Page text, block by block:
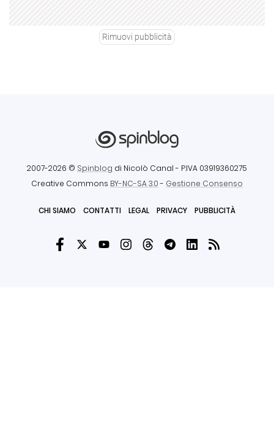
Rimuovi pubblicità
2007-2026 © Spinblog di Nicolò Canal - P.IVA 03919360275
Creative Commons BY-NC-SA 3.0- Gestione Consenso
CHI SIAMO CONTATTI LEGAL PRIVACY PUBBLICITÀ